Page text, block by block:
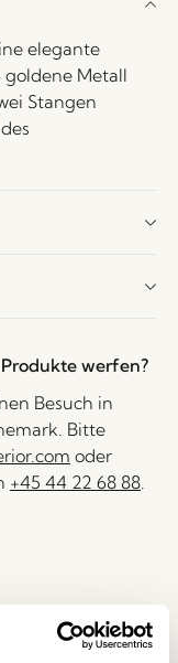
elegante
goldene Metall
Stangen
werfen?
Besuch in
Bitte
oder
+45 44 22 68 88.